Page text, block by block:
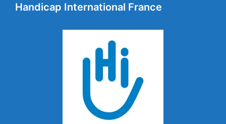
Handicap International France